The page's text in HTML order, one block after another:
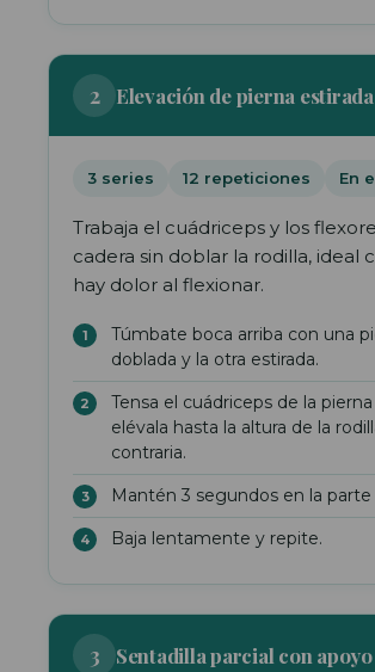
2 Elevación de pierna estirada
3 series 12 repeticiones En
Trabaja el cuádriceps y los
cadera sin doblar la rodilla, ideal
hay dolor al flexionar.
Túmbate boca arriba con una
doblada y la otra estirada.
Tensa el cuádriceps de la
elévala hasta la altura de la
contraria.
Mantén 3 segundos en la parte
Baja lentamente y repite.
3 Sentadilla parcial con apoyo